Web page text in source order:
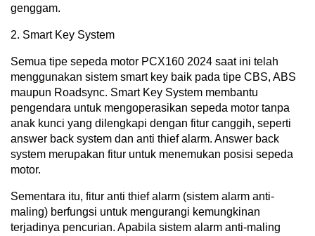
genggam.
2. Smart Key System
Semua tipe sepeda motor PCX160 2024 saat ini telah
menggunakan sistem smart key baik pada tipe CBS, ABS
maupun Roadsync. Smart Key System membantu
pengendara untuk mengoperasikan sepeda motor tanpa
anak kunci yang dilengkapi dengan fitur canggih, seperti
answer back system dan anti thief alarm. Answer back
system merupakan fitur untuk menemukan posisi sepeda
motor.
Sementara itu, fitur anti thief alarm (sistem alarm anti-
maling) berfungsi untuk mengurangi kemungkinan
terjadinya pencurian. Apabila sistem alarm anti-maling